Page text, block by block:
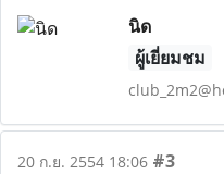
นิด
ผู้เยี่ยมชม
20 ก.ย. 2554 18:06 #3